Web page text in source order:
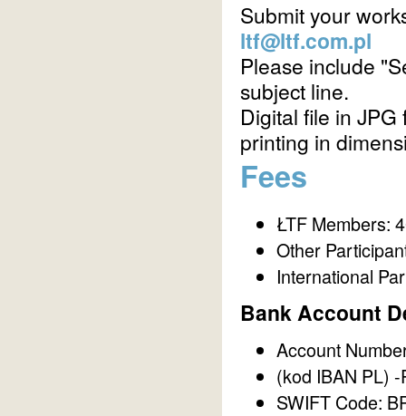
Submit your
ltf@ltf.com.pl
Please include
subject line.
Digital file in
printing in
Fees
ŁTF Members:
Other
International
Bank Account
Account
(kod IBAN PL)
SWIFT Code: